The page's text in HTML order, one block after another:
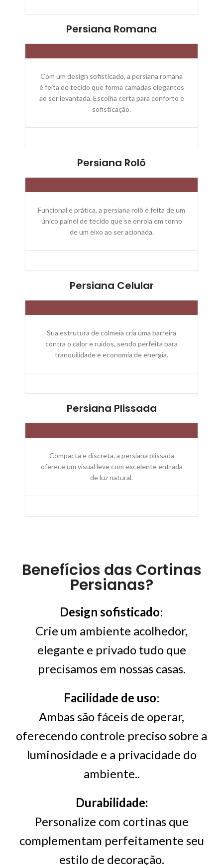
Persiana Romana
Com um design sofisticado, a persiana romana
é feita de tecido que forma camadas elegantes
ao ser levantada. Escolha certa para conforto e
sofisticação.
Persiana Rolô
Funcional e prática, a persiana rolô é feita de um
único painel de tecido que se enrola em torno
de um eixo ao ser acionada.
Persiana Celular
Sua estrutura de colmeia cria uma barreira
contra o calor e ruídos, sendo perfeita para
tranquilidade e economia de energia.
Persiana Plissada
Compacta e discreta, a persiana plissada
oferece um visual leve com excelente entrada
de luz natural.
Benefícios das Cortinas
Persianas?
Design sofisticado:
Crie um ambiente acolhedor,
elegante e privado tudo que
precisamos em nossas casas.
Facilidade de uso:
Ambas são fáceis de operar,
oferecendo controle preciso sobre a
luminosidade e a privacidade do
ambiente..
Durabilidade:
Personalize com cortinas que
complementam perfeitamente seu
estilo de decoração.